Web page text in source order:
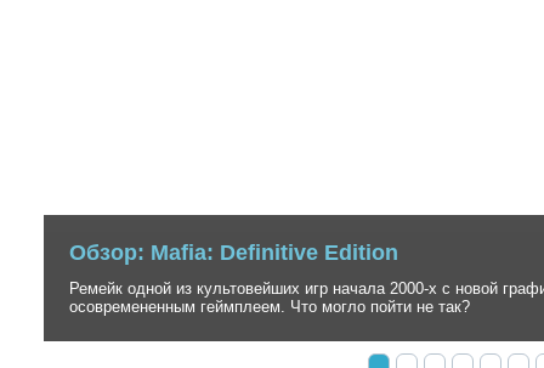
Обзор: Ghost of Tsushima
Невероятно стильный, но до безобразия вторичный экшен в
создателей серии inFamous.